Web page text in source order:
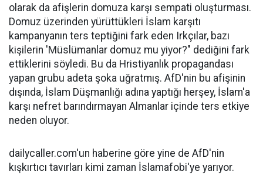
olarak da afişlerin domuza karşı sempati oluşturması.
Domuz üzerinden yürüttükleri İslam karşıtı
kampanyanın ters teptiğini fark eden Irkçılar, bazı
kişilerin 'Müslümanlar domuz mu yiyor?" dediğini fark
ettiklerini söyledi. Bu da Hristiyanlık propagandası
yapan grubu adeta şoka uğratmış. AfD'nin bu afişinin
dışında, İslam Düşmanlığı adına yaptığı herşey, İslam'a
karşı nefret barındırmayan Almanlar içinde ters etkiye
neden oluyor.
dailycaller.com'un haberine göre yine de AfD'nin
kışkırtıcı tavırları kimi zaman İslamafobi'ye yarıyor.